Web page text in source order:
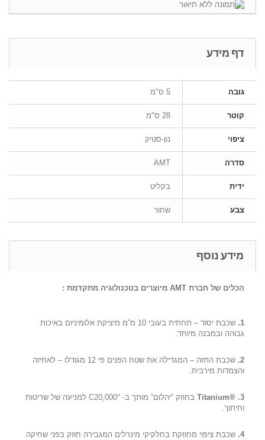
דף מידע
גובה 5 ס"מ
קוטר 28 ס"מ
ציפוי נון-סטיק
סדרה AMT
ידית בקליט
צבע שחור
מידע נוסף
הכלים של חברת AMT מיוצרים בטכנולוגיה מתקדמת :
1.
שכבת יסוד – תחתית בעובי 10 מ”מ מיציקת אלומיניום באיכות
גבוהה ובמבנה מיוחד.
2.
שכבת התזה – המגדילה את שטח הפנים פי 12 מגודלו – לאחיזה
והצמדות מירבית.
3.
®
Titanium בחוזק “יהלום” מותך ב- 20,000° C למניעה של שריטות
וחיתוך.
4. שכבת ציפוי מחוזקת בחלקיקי מינרלים המגבירה חוזק בפני שחיקה